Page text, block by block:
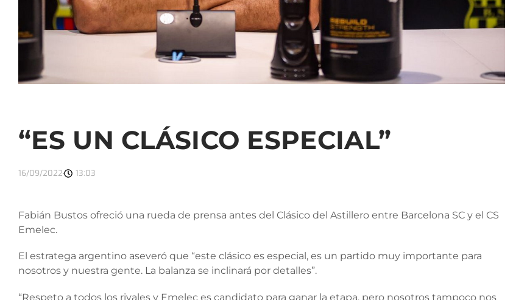
“ES UN CLÁSICO ESPECIAL”
16/09/2022 13:03
Fabián Bustos ofreció una rueda de prensa antes del Clásico del Astillero entre Barcelona SC y el CS
Emelec.
El estratega argentino aseveró que “este clásico es especial, es un partido muy importante para
nosotros y nuestra gente. La balanza se inclinará por detalles”.
“Respeto a todos los rivales y Emelec es candidato para ganar la etapa, pero nosotros tampoco nos